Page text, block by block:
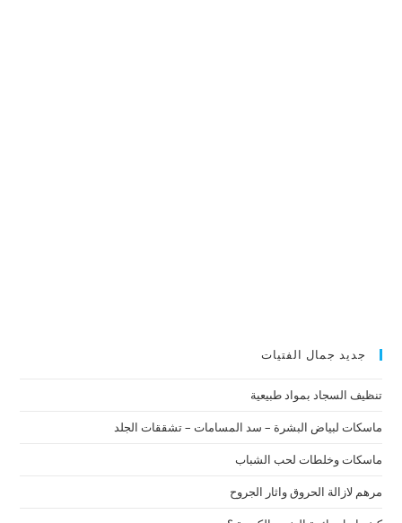
جديد جمال الفتيات
تنظيف السجاد بمواد طبيعية
ماسكات لبياض البشرة – سد المسامات – تشققات الجلد
ماسكات وخلطات لحب الشباب
مرهم لازالة الحروق واثار الجروح